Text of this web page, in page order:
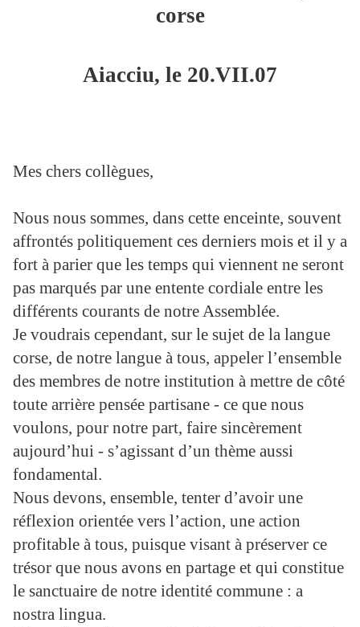
corse
Aiacciu, le 20.VII.07
Mes chers collègues,
Nous nous sommes, dans cette enceinte, souvent
affrontés politiquement ces derniers mois et il y a
fort à parier que les temps qui viennent ne seront
pas marqués par une entente cordiale entre les
différents courants de notre Assemblée.
Je voudrais cependant, sur le sujet de la langue
corse, de notre langue à tous, appeler l’ensemble
des membres de notre institution à mettre de côté
toute arrière pensée partisane - ce que nous
voulons, pour notre part, faire sincèrement
aujourd’hui - s’agissant d’un thème aussi
fondamental.
Nous devons, ensemble, tenter d’avoir une
réflexion orientée vers l’action, une action
profitable à tous, puisque visant à préserver ce
trésor que nous avons en partage et qui constitue
le sanctuaire de notre identité commune : a
nostra lingua.